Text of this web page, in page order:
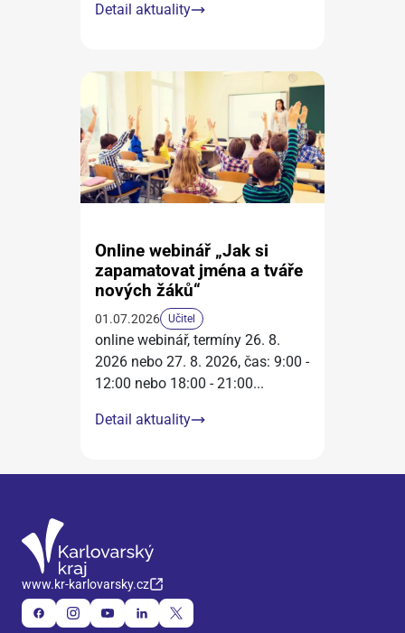
Detail aktuality
Online webinář „Jak si
zapamatovat jména a tváře
nových žáků“
01.07.2026 Učitel
online webinář, termíny 26. 8.
2026 nebo 27. 8. 2026, čas: 9:00 -
12:00 nebo 18:00 - 21:00...
Detail aktuality
www.kr-karlovarsky.cz